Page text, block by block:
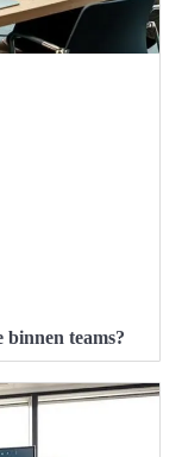
binnen teams?